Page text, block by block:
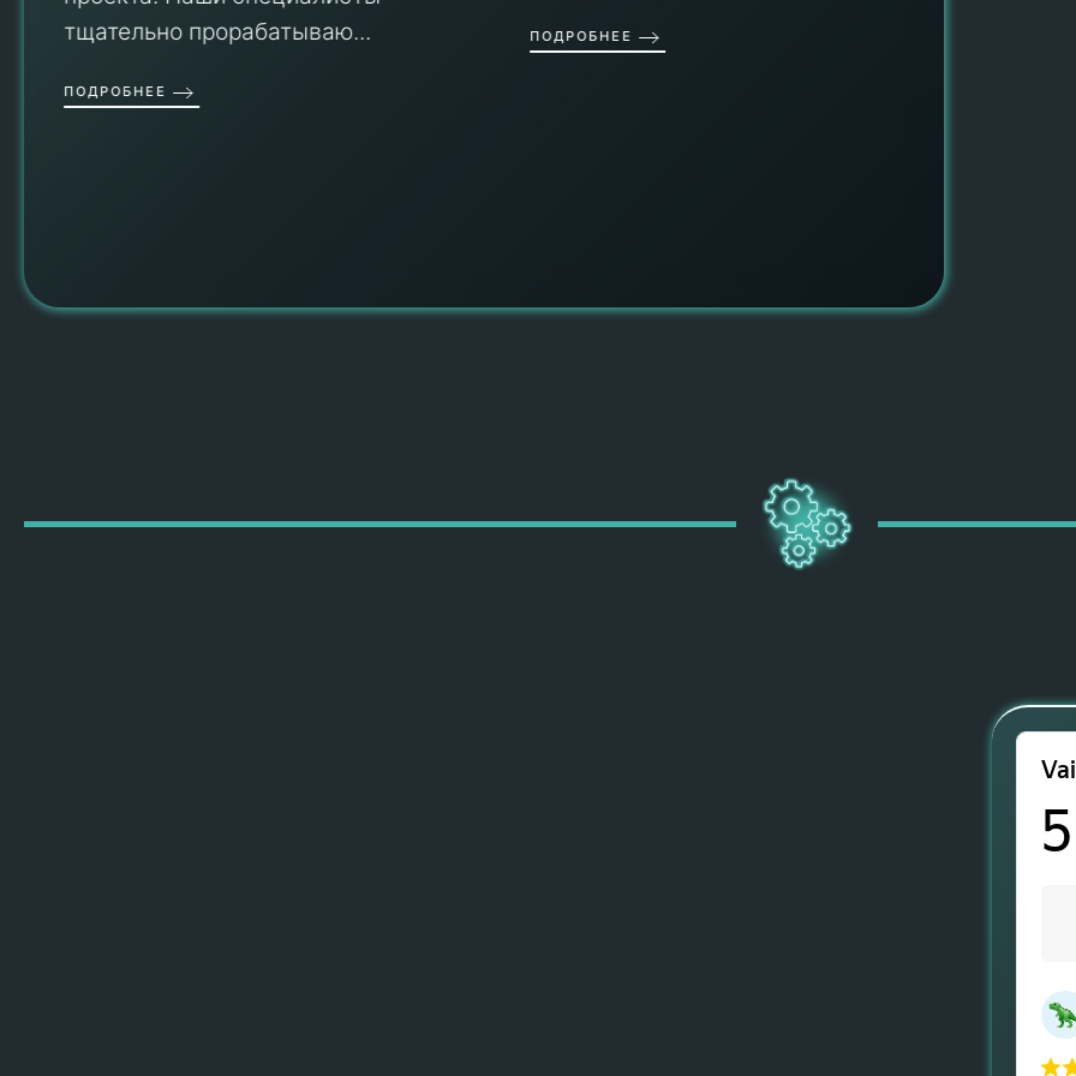
тщательно прорабатываю...
ПОДРОБНЕЕ
ПОДРОБНЕЕ